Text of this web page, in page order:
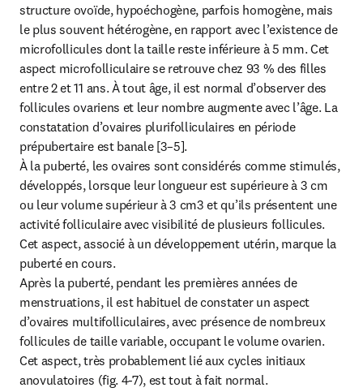
structure ovoïde, hypoéchogène, parfois homogène, mais
le plus souvent hétérogène, en rapport avec l’existence de
microfollicules dont la taille reste inférieure à 5 mm. Cet
aspect microfolliculaire se retrouve chez 93 % des filles
entre 2 et 11 ans. À tout âge, il est normal d’observer des
follicules ovariens et leur nombre augmente avec l’âge. La
constatation d’ovaires plurifolliculaires en période
prépubertaire est banale [3–5].
À la puberté, les ovaires sont considérés comme stimulés,
développés, lorsque leur longueur est supérieure à 3 cm
ou leur volume supérieur à 3 cm3 et qu’ils présentent une
activité folliculaire avec visibilité de plusieurs follicules.
Cet aspect, associé à un développement utérin, marque la
puberté en cours.
Après la puberté, pendant les premières années de
menstruations, il est habituel de constater un aspect
d’ovaires multifolliculaires, avec présence de nombreux
follicules de taille variable, occupant le volume ovarien.
Cet aspect, très probablement lié aux cycles initiaux
anovulatoires (fig. 4-7), est tout à fait normal.